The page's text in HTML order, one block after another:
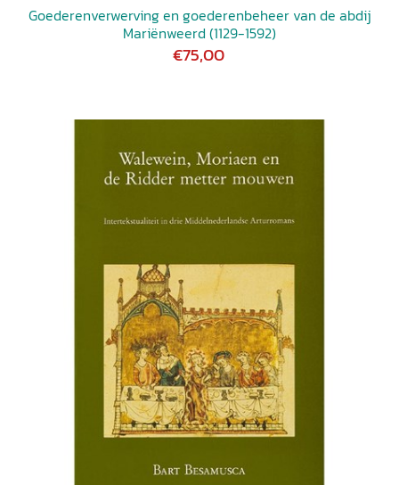
Goederenverwerving en goederenbeheer van de abdij
Mariënweerd (1129-1592)
€75,00